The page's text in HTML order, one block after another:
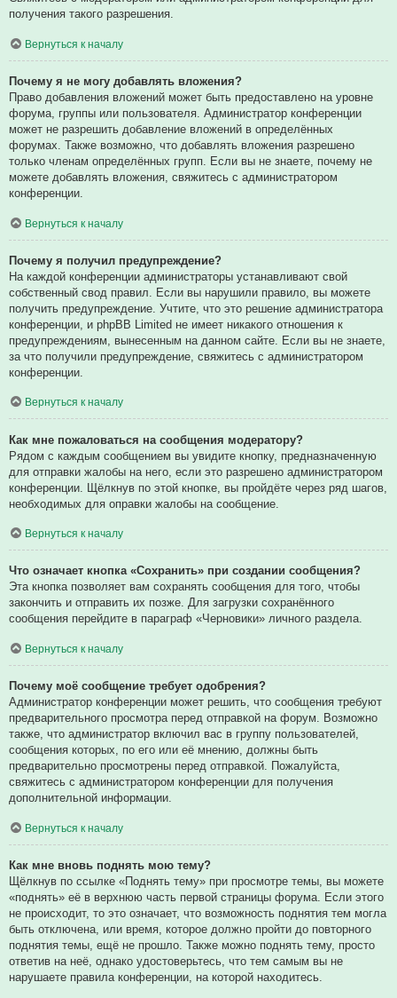
получения такого разрешения.
Вернуться к началу
Почему я не могу добавлять вложения?
Право добавления вложений может быть предоставлено на уровне
форума, группы или пользователя. Администратор конференции
может не разрешить добавление вложений в определённых
форумах. Также возможно, что добавлять вложения разрешено
только членам определённых групп. Если вы не знаете, почему не
можете добавлять вложения, свяжитесь с администратором
конференции.
Вернуться к началу
Почему я получил предупреждение?
На каждой конференции администраторы устанавливают свой
собственный свод правил. Если вы нарушили правило, вы можете
получить предупреждение. Учтите, что это решение администратора
конференции, и phpBB Limited не имеет никакого отношения к
предупреждениям, вынесенным на данном сайте. Если вы не знаете,
за что получили предупреждение, свяжитесь с администратором
конференции.
Вернуться к началу
Как мне пожаловаться на сообщения модератору?
Рядом с каждым сообщением вы увидите кнопку, предназначенную
для отправки жалобы на него, если это разрешено администратором
конференции. Щёлкнув по этой кнопке, вы пройдёте через ряд шагов,
необходимых для оправки жалобы на сообщение.
Вернуться к началу
Что означает кнопка «Сохранить» при создании сообщения?
Эта кнопка позволяет вам сохранять сообщения для того, чтобы
закончить и отправить их позже. Для загрузки сохранённого
сообщения перейдите в параграф «Черновики» личного раздела.
Вернуться к началу
Почему моё сообщение требует одобрения?
Администратор конференции может решить, что сообщения требуют
предварительного просмотра перед отправкой на форум. Возможно
также, что администратор включил вас в группу пользователей,
сообщения которых, по его или её мнению, должны быть
предварительно просмотрены перед отправкой. Пожалуйста,
свяжитесь с администратором конференции для получения
дополнительной информации.
Вернуться к началу
Как мне вновь поднять мою тему?
Щёлкнув по ссылке «Поднять тему» при просмотре темы, вы можете
«поднять» её в верхнюю часть первой страницы форума. Если этого
не происходит, то это означает, что возможность поднятия тем могла
быть отключена, или время, которое должно пройти до повторного
поднятия темы, ещё не прошло. Также можно поднять тему, просто
ответив на неё, однако удостоверьтесь, что тем самым вы не
нарушаете правила конференции, на которой находитесь.